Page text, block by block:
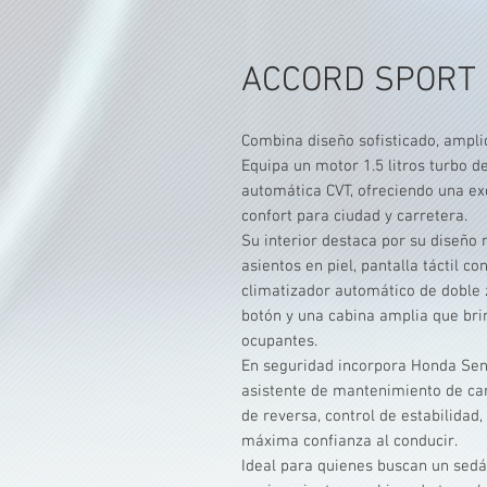
ACCORD
Combina diseño sofisticado,
Equipa un motor 1.5 litros turbo
automática CVT, ofreciendo una
confort para ciudad y carretera.
Su interior destaca por su diseño
asientos en piel, pantalla táctil
climatizador automático de
botón y una cabina amplia que
ocupantes.
En seguridad incorpora Honda
asistente de mantenimiento de
de reversa, control de
máxima confianza al conducir.
Ideal para quienes buscan un